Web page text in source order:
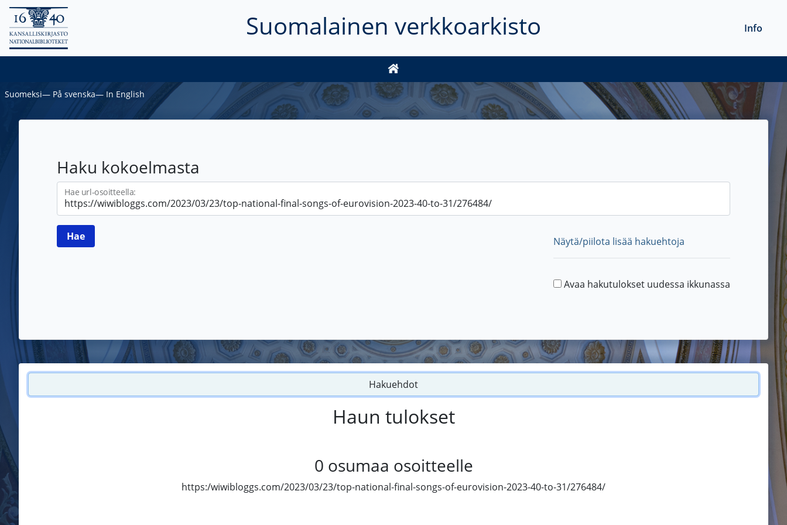
Suomalainen verkkoarkisto Info
Suomeksi― På svenska― In English
Haku kokoelmasta
Hae url-osoitteella:
Näytä/piilota lisää hakuehtoja
Avaa hakutulokset uudessa ikkunassa
Hakuehdot
Haun tulokset
0 osumaa osoitteelle
https:/wiwibloggs.com/2023/03/23/top-national-final-songs-of-eurovision-2023-40-to-31/276484/